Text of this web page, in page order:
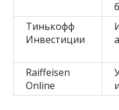
Тинькофф
Инвестиции
Raiffeisen
Online